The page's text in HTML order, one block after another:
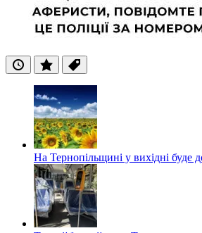
ОстанніПопулярні
Теги
На Тернопільщині у вихідні буде